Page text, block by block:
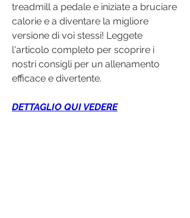
treadmill a pedale e iniziate a bruciare
calorie e a diventare la migliore
versione di voi stessi! Leggete
l'articolo completo per scoprire i
nostri consigli per un allenamento
efficace e divertente.
DETTAGLIO QUI VEDERE